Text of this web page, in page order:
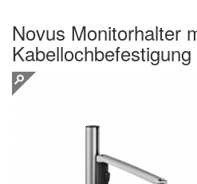
Novus Monitorhalter
Kabellochbefestigung